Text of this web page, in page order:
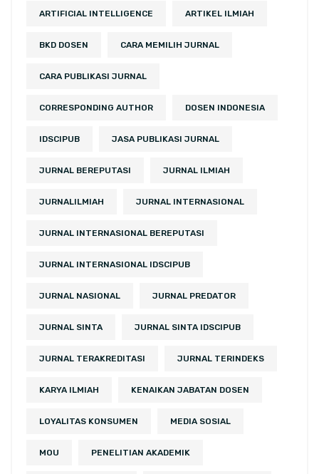
ARTIFICIAL INTELLIGENCE ARTIKEL ILMIAH
BKD DOSEN CARA MEMILIH JURNAL
CARA PUBLIKASI JURNAL
CORRESPONDING AUTHOR DOSEN INDONESIA
IDSCIPUB JASA PUBLIKASI JURNAL
JURNAL BEREPUTASI JURNAL ILMIAH
JURNALILMIAH JURNAL INTERNASIONAL
JURNAL INTERNASIONAL BEREPUTASI
JURNAL INTERNASIONAL IDSCIPUB
JURNAL NASIONAL JURNAL PREDATOR
JURNAL SINTA JURNAL SINTA IDSCIPUB
JURNAL TERAKREDITASI JURNAL TERINDEKS
KARYA ILMIAH KENAIKAN JABATAN DOSEN
LOYALITAS KONSUMEN MEDIA SOSIAL
MOU PENELITIAN AKADEMIK